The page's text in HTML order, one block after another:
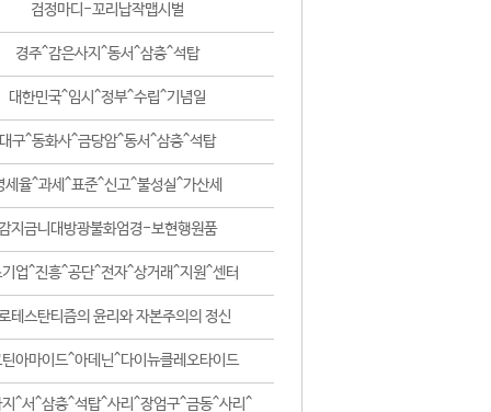
검정마디-꼬리납작맵시벌
경주^감은사지^동서^삼층^석탑
대한민국^임시^정부^수립^기념일
대구^동화사^금당암^동서^삼층^석탑
세율^과세^표준^신고^불성실^가산세
지금니대방광불화엄경-보현행원품
업^진흥^공단^전자^상거래^지원^센터
테스탄티즘의 윤리와 자본주의의 정신
아마이드^아데닌^다이뉴클레오타이드
^서^삼층^석탑^사리^장엄구^금동^사리^